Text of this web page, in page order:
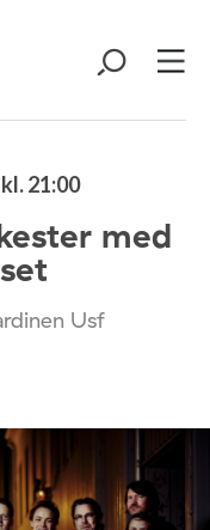
21:00
med
Usf